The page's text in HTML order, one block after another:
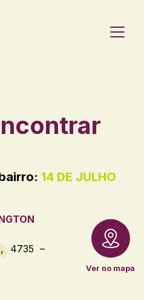
14 DE JULHO
4735 –
Ver no mapa